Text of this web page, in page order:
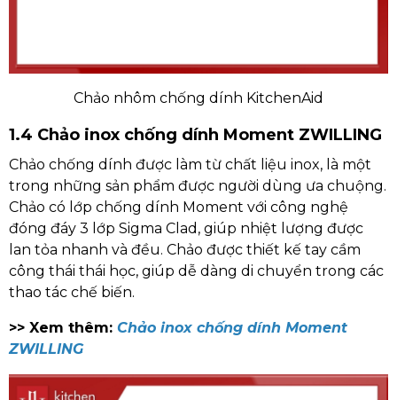
Chảo nhôm chống dính KitchenAid
1.4 Chảo inox chống dính Moment ZWILLING
Chảo chống dính được làm từ chất liệu inox, là một
trong những sản phẩm được người dùng ưa chuộng.
​​​Chảo có lớp chống dính Moment với công nghệ
đóng đáy 3 lớp Sigma Clad, giúp nhiệt lượng được
lan tỏa nhanh và đều. Chảo được thiết kế tay cầm
công thái thái học, giúp dễ dàng di chuyển trong các
thao tác chế biến.
>> Xem thêm: Chảo inox chống dính Moment
ZWILLING